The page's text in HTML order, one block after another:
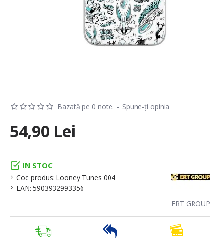
IN STOC
Cod produs: Looney Tunes 004
EAN: 5903932993356
ERT GROUP
Bazată pe 0 note. - Spune-ţi opinia
54,90 Lei